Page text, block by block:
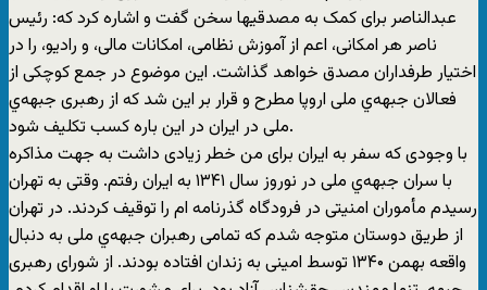
عبدالناصر برای کمک به مصدقیها سخن گفت و اشاره کرد که: رئیس
ناصر هر امکانی، اعم از آموزش نظامی، امکانات مالی، و رادیو، را در
اختیار طرفداران مصدق خواهد گذاشت. این موضوع در جمع کوچکی از
فعالان جبهه‌ي ملی اروپا مطرح و قرار بر این شد که از رهبری جبهه‌ي
ملی در ایران در این باره کسب تکلیف شود.
با وجودی که سفر به ایران برای من خطر زیادی داشت به جهت مذاکره
با سران جبهه‌ي ملی در نوروز سال ۱۳۴۱ به ایران رفتم. وقتی به تهران
رسیدم مأموران امنیتی در فرودگاه گذرنامه ام را توقیف کردند. در تهران
از طریق دوستان متوجه شدم که تمامی رهبران جبهه‌ي ملی به دنبال
واقعه بهمن ۱۳۴۰ توسط امینی به زندان افتاده بودند. از شورای رهبری